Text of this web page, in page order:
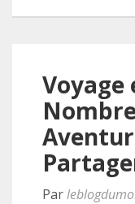
Voyage
Par